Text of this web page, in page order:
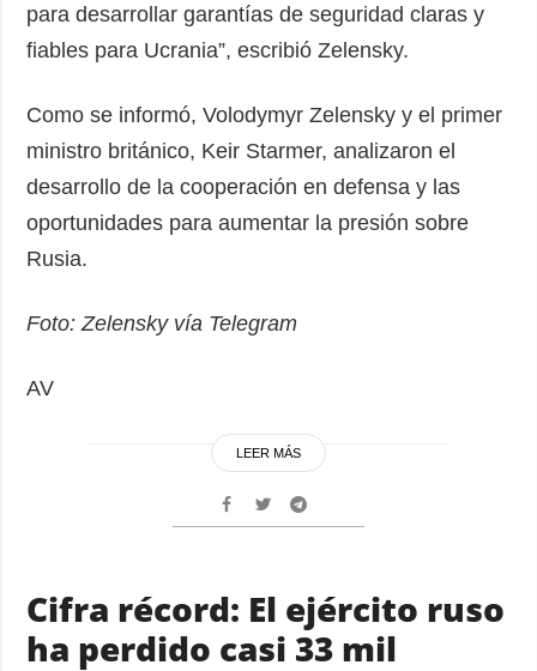
para desarrollar garantías de seguridad claras y
fiables para Ucrania”, escribió Zelensky.
Como se informó, Volodymyr Zelensky y el primer
ministro británico, Keir Starmer, analizaron el
desarrollo de la cooperación en defensa y las
oportunidades para aumentar la presión sobre
Rusia.
Foto: Zelensky vía Telegram
AV
LEER MÁS
Cifra récord: El ejército ruso
ha perdido casi 33 mil